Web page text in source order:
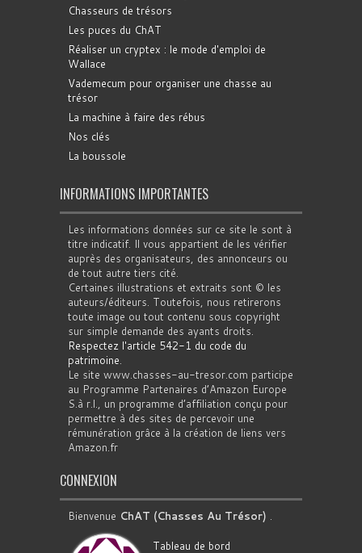
Chasseurs de trésors
Les puces du ChAT
Réaliser un cryptex : le mode d'emploi de
Wallace
Vademecum pour organiser une chasse au
trésor
La machine à faire des rébus
Nos clés
La boussole
INFORMATIONS IMPORTANTES
Les informations données sur ce site le sont à
titre indicatif. Il vous appartient de les vérifier
auprès des organisateurs, des annonceurs ou
de tout autre tiers cité.
Certaines illustrations et extraits sont © les
auteurs/éditeurs. Toutefois, nous retirerons
toute image ou tout contenu sous copyright
sur simple demande des ayants droits.
Respectez l'article 542-1 du code du
patrimoine.
Le site www.chasses-au-tresor.com participe
au Programme Partenaires d’Amazon Europe
S.à r.l., un programme d’affiliation conçu pour
permettre à des sites de percevoir une
rémunération grâce à la création de liens vers
Amazon.fr
CONNEXION
Bienvenue ChAT (Chasses Au Trésor) .
Tableau de bord